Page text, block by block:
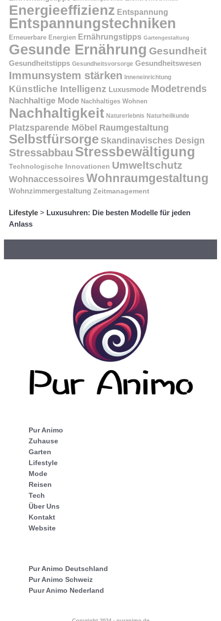
Energieeffizienz Entspannung
Entspannungstechniken
Erneuerbare Energien Ernährungstipps Gartengestaltung
Gesunde Ernährung Gesundheit
Gesundheitstipps Gesundheitsvorsorge Gesundheitswesen
Immunsystem stärken Inneneinrichtung
Künstliche Intelligenz Luxusmode Modetrends
Nachhaltige Mode Nachhaltiges Wohnen
Nachhaltigkeit Naturerlebnis Naturheilkunde
Platzsparende Möbel Raumgestaltung
Selbstfürsorge Skandinavisches Design
Stressabbau Stressbewältigung
Technologische Innovationen Umweltschutz
Wohnaccessoires Wohnraumgestaltung
Wohnzimmergestaltung Zeitmanagement
Lifestyle > Luxusuhren: Die besten Modelle für jeden
Anlass
Pur Animo
Zuhause
Garten
Lifestyle
Mode
Reisen
Tech
Über Uns
Kontakt
Website
Pur Animo Deutschland
Pur Animo Schweiz
Puur Animo Nederland